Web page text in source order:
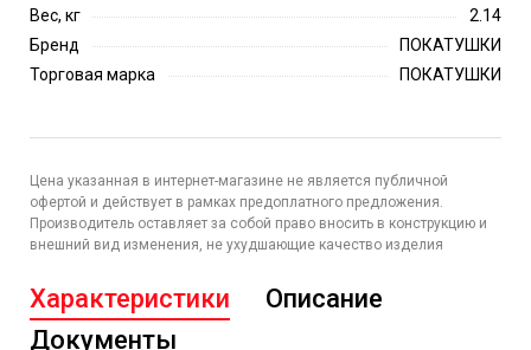
Вес, кг
2.14
Бренд
ПОКАТУШКИ
Торговая марка
ПОКАТУШКИ
Цена указанная в интернет-магазине не является публичной
офертой и действует в рамках предоплатного предложения.
Производитель оставляет за собой право вносить в конструкцию и
внешний вид изменения, не ухудшающие качество изделия
Характеристики
Описание
Документы